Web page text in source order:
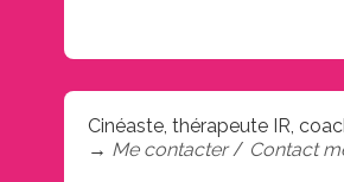
Cinéaste, thérapeute IR,
→ Me contacter/ Contact